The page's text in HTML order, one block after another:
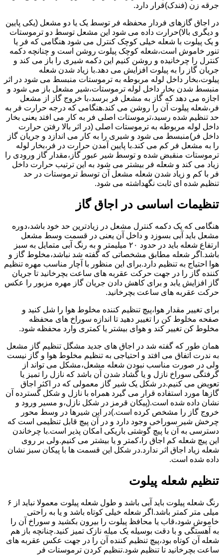
جرقه زن (فندک)قرار دارد.
در اجاق گازهای فردار محفظه فر توسط یک یا دو مشعل (یکی پایین
و دیگری بالا)حرارت داده می شود این مشعل توسط دو ترموستات
و یک پیلوت با شعله خیلی کوچک کنترل می شود هنگامی که فر یا
تنور خاموش است،شعله کوچک پیلوت روشن است و چنانچه دکمه
کنترل را چرخانیده و روشن کنیم این دکمه شیری را باز می کند و
جریان گاز را به پیلوت افزایش می دهد.با زیاد شدن شعله
پیلوت،بخار داخل لوله مربوطه به ترموستات منبسط می شود در اثر
منبسط شدن بخار داخل لوله ترموستات،شیر مشعل باز می شود و
اجازه می دهد که گاز به مشعل فر برسد،با خروج گاز از مشعل
فر،شعله پیلوت آن را روشن می کند.هنگامی که درجه حرارت فر به
حد تنظیم شده رسید،ترموستات اصلی فر به کار می افتد یعنی بخار
داخل لوله مربوطه به ترموستات اصلی (در اثر بالا رفتن حرارت
داخل فر)منبسط می شود و شیری را به کار می اندازد و جریان گاز
را به مشعل فر کم می کند.با پایین آمدن حرارت در فر،بخار لوله
ترموستات منقبض شده و توسط شیر عبور گاز،مقدار گاز ورودی را
زیاد می کند و شعله فر بیشتر می شود به این ترتیب حرارت داخل
فر با کم و زیاد شدن شعله مشعل آن توسط ترموستات در حد
تنظیم شده ای ثابت نگهداشته می شود.
تنظیمات اساسی در اجاق گاز
هنگامی که یک دکمه کنترل مشعل در زیادترین حد خود باشد،دوره
مشعل باید آبی بسوزد و داخل آن یعنی در قسمت وسط مشعل
ارتفاع شعله باید در حدود ۲۰ میلیمتر و به رنگ آبی متمایل به سبز
باشد.اگر شعله مطابق مشخصاتی که گفته شد نباشد،مخلوط گاز و
هوا احتیاج به تنظیم دارد.برای این منظور با آچار مناسب مهره تنظیم
کننده گاز را در جهت حرکت عقربه های ساعت بچرخانید تا جریان
گاز افزایش یابد و برای کاهش دادن جریان گاز مهره مزبور را عکس
حرکت عقربه های ساعت بچرخانید.
برای تغییر مقدار هوا،پیچ تنظیم کننده مخلوط هوا را شل کنید و
صفحه مخلوط کن را تغییر دهید تا اندازه سوراخ های محفظه
مخلوط کن تغییر کند و هوای بیشتر یا کمتری وارد محفظه شود.
همان طور که گفته شد در اجاق های جدید مشگل تنظیم گاز مشعل
به ندرت اتفاق می افتد و احتیاجی به تنظیم مخلوط هوا و گاز نیست
ولی در صورت مناسب نبودن شعله مشعل،مشکل می تواند از
گرفتگی سوراخ نازل و یا گشاد شدن آن باشد که نازل را تمیز یا
تعویض می کنیم.در شکل یک شیر گاز معمولی که در اکثر اجاق
گازها مورد استفاده قرار می گیرد همراه با نازل و شکل گسترده آن
نشان داده شده است.(پیکان قرمز در شکل نازل،و مسیر ورود و
خروج گاز را مشخص کرده است.)در این شیرها در وسط محور
چرخش شیر سوراخی وجود دارد و در آن پیچ قابل تنظیمی است که
دسترسی به آن با پیچ گوشتی باریکی امکان پذیر است.با چرخاندن
این پیچ شعله کم اجاق را،کمتر و یا بیشتر می کنیم.ولی بر روی
شعله زیاد اجاق اثر ندارد.در شکل این قسمت ها با پیکان سبز نشان
داده شده است.
تنظیم شعله پیلوت
رنگ شعله پیلوت باید آبی باشد و طول شعله پیلوت معمولا نباید از ۶
میلی متر کمتر باشد.اگر شعله خیلی کوتاه باشد و یا به راحتی
خاموش شود،قاب یا محافظ پیلوت را بیرون بکشید و سوراخ آن را
به آهستگی و با دقت بوسیله یک میله نازک تمیز کنید.چنانچه باز هم
شعله آن کوتاه بود،پیچ تنظیم کننده آن را در جهت عکس عقربه های
ساعت بچرخانید تا تنظیم شود.تنظیم کردن ترموستات فر